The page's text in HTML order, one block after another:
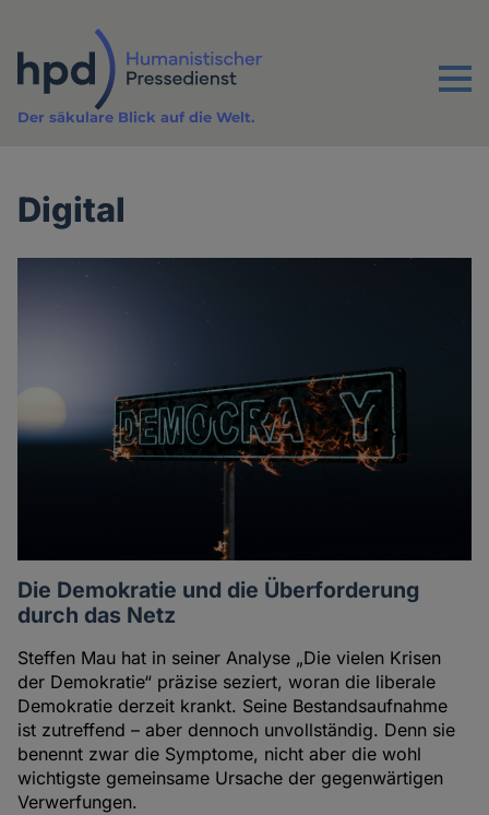
Inhalt
Menu
Der säkulare Blick auf die Welt.
Digital
Die Demokratie und die Überforderung
durch das Netz
Steffen Mau hat in seiner Analyse „Die vielen Krisen
der Demokratie“ präzise seziert, woran die liberale
Demokratie derzeit krankt. Seine Bestandsaufnahme
ist zutreffend – aber dennoch unvollständig. Denn sie
benennt zwar die Symptome, nicht aber die wohl
wichtigste gemeinsame Ursache der gegenwärtigen
Verwerfungen.